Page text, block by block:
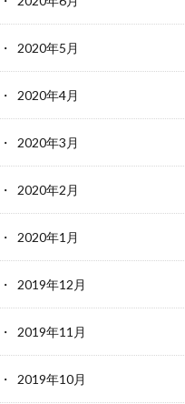
2020年5月
2020年4月
2020年3月
2020年2月
2020年1月
2019年12月
2019年11月
2019年10月